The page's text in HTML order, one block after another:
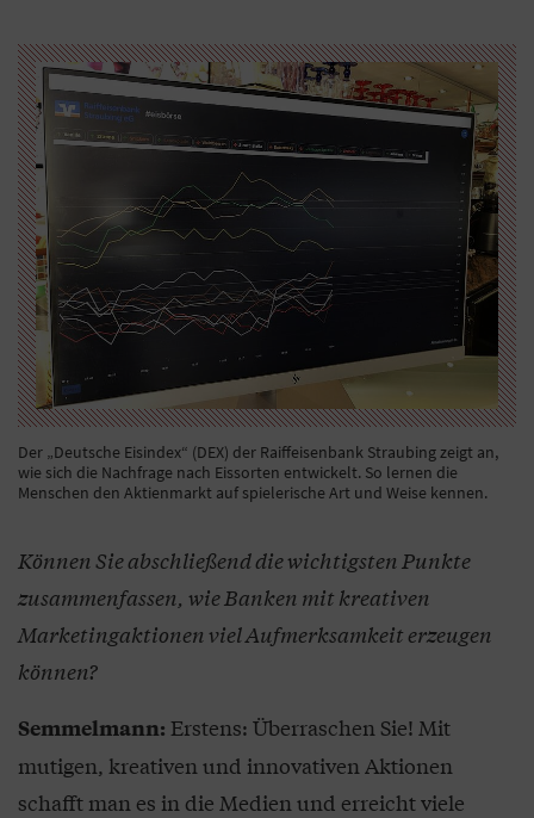
Der „Deutsche Eisindex“ (DEX) der Raiffeisenbank Straubing zeigt an,
wie sich die Nachfrage nach Eissorten entwickelt. So lernen die
Menschen den Aktienmarkt auf spielerische Art und Weise kennen.
Können Sie abschließend die wichtigsten Punkte
zusammenfassen, wie Banken mit kreativen
Marketingaktionen viel Aufmerksamkeit erzeugen
können?
Semmelmann: Erstens: Überraschen Sie! Mit
mutigen, kreativen und innovativen Aktionen
schafft man es in die Medien und erreicht viele